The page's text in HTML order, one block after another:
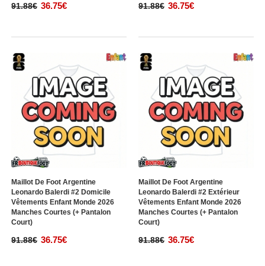
91.88€ 36.75€ 91.88€ 36.75€
Maillot De Foot Argentine
Leonardo Balerdi #2 Domicile
Vêtements Enfant Monde 2026
Manches Courtes (+ Pantalon
Court)
91.88€ 36.75€
Maillot De Foot Argentine
Leonardo Balerdi #2 Extérieur
Vêtements Enfant Monde 2026
Manches Courtes (+ Pantalon
Court)
91.88€ 36.75€